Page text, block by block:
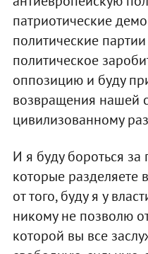
патриотические
политические
политическое
оппозицию и буду
возвращения нашей
цивилизованному
И я буду бороться
которые разделяете
от того, буду я у
никому не позволю
которой вы все